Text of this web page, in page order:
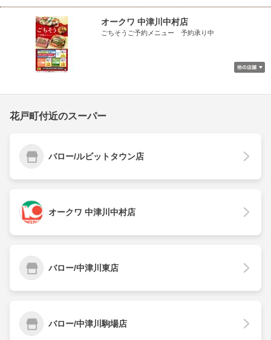
オークワ 中津川中村店
ごちそうご予約メニュー 予約承り中
花戸町付近のスーパー
バロー/ルビットタウン店
オークワ 中津川中村店
バロー/中津川東店
バロー/中津川駒場店